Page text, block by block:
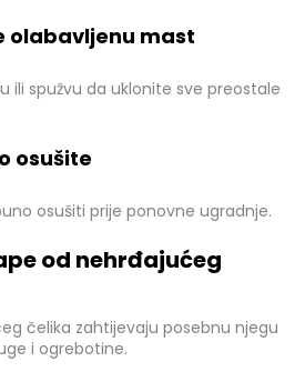
olabavljenu mast
ili spužvu da uklonite sve preostale
osušite
osušiti prije ponovne ugradnje.
od nehrđajućeg
čelika zahtijevaju posebnu njegu
i ogrebotine.